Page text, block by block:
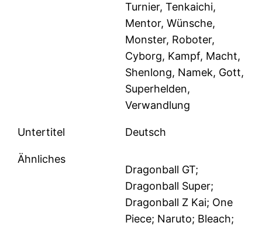
Turnier, Tenkaichi,
Mentor, Wünsche,
Monster, Roboter,
Cyborg, Kampf, Macht,
Shenlong, Namek, Gott,
Superhelden,
Verwandlung
Untertitel Deutsch
Ähnliches
Dragonball GT;
Dragonball Super;
Dragonball Z Kai; One
Piece; Naruto; Bleach;